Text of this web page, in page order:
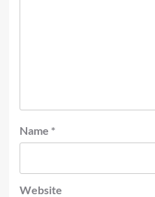
Name *
Website